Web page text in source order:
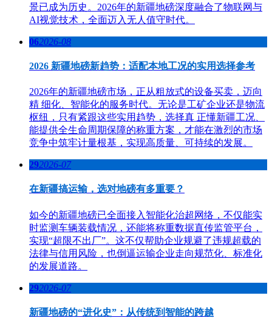
景已成为历史。2026年的新疆地磅深度融合了物联网与
AI视觉技术，全面迈入无人值守时代。
062026-08
2026 新疆地磅新趋势：适配本地工况的实用选择参考
2026年的新疆地磅市场，正从粗放式的设备买卖，迈向
精 细化、智能化的服务时代。无论是工矿企业还是物流
枢纽，只有紧跟这些实用趋势，选择真 正懂新疆工况、
能提供全生命周期保障的称重方案，才能在激烈的市场
竞争中筑牢计量根基，实现高质量、可持续的发展。
292026-07
在新疆搞运输，选对地磅有多重要？
如今的新疆地磅已全面接入智能化治超网络，不仅能实
时监测车辆装载情况，还能将称重数据直传监管平台，
实现“超限不出厂”。这不仅帮助企业规避了违规超载的
法律与信用风险，也倒逼运输企业走向规范化、标准化
的发展道路。
292026-07
新疆地磅的“进化史”：从传统到智能的跨越